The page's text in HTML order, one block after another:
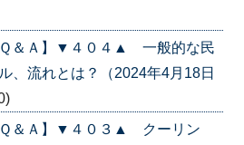
Ｑ＆Ａ】▼４０４▲ 一般的な民
、流れとは？（2024年4月18日
Ｑ＆Ａ】▼４０３▲ クーリン